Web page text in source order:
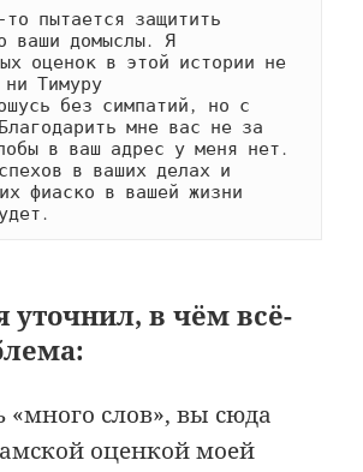
пытается защитить
ваши домыслы. Я
оценок в этой истории не
Тимуру
без симпатий, но с
мне вас не за
в ваш адрес у меня нет.
в ваших делах и
фиаско в вашей жизни
уточнил, в чём всё-
«много слов», вы сюда
оценкой моей